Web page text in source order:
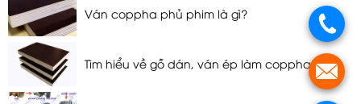
Ván coppha phủ phim là gì?
Tìm hiểu về gỗ dán, ván ép làm coppha